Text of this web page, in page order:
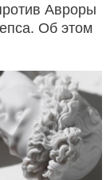
Авроры
Об этом